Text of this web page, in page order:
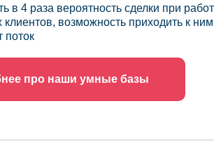
в 4 раза вероятность сделки при
клиентов, возможность приходить к
поток
про наши умные базы